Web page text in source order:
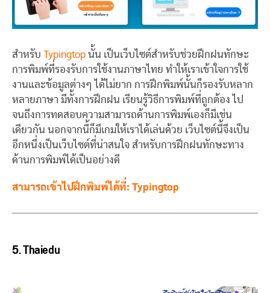
สำหรับ Typingtop นั้น เป็นเว็บไซต์สำหรับช่วยฝึกฝนทักษะ
การพิมพ์ที่รองรับการใช้งานภาษาไทย ทำให้เราเข้าใจการใช้
งานและข้อมูลต่างๆ ได้ไม่ยาก การฝึกพิมพ์นั้นก็รองรับหลาก
หลายภาษา มีทั้งการฝึกฝน เรียนรู้วิธีการพิมพ์ที่ถูกต้อง ไป
จนถึงการทดสอบความสามารถด้านการพิมพ์เองก็มีเช่น
เดียวกัน นอกจากนี้ก็มีเกมให้เราได้เล่นด้วย เว็บไซต์นี้จึงเป็น
อีกหนึ่งเป็นเว็บไซต์ที่น่าสนใจ สำหรับการฝึกฝนทักษะทาง
ด้านการพิมพ์ได้เป็นอย่างดี
สามารถเข้าไปฝึกพิมพ์ได้ที่: Typingtop
5.Thaiedu